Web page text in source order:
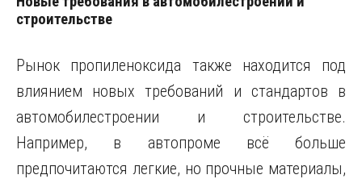
строительстве
Рынок пропиленоксида также находится под
влиянием новых требований и стандартов в
автомобилестроении и строительстве.
Например, в автопроме всё больше
предпочитаются легкие, но прочные материалы,